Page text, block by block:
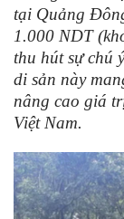
tại Quảng
1.000 NDT
thu hút sự chú
di sản này
nâng cao giá
Việt Nam.